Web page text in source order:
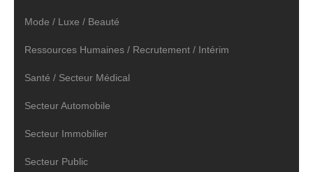
Mode / Luxe / Beauté
Ressources Humaines / Recrutement / Intérim
Santé / Secteur Médical
Secteur Automobile
Secteur Immobilier
Secteur Public